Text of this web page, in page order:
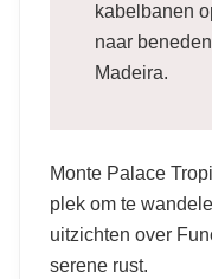
kabelbanen
naar
Madeira.
Monte Palace
plek om te
uitzichten over
serene rust.